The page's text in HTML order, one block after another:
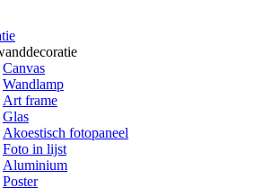
Canvas
Wandlamp
Art frame
Glas
Akoestisch fotopaneel
Foto in lijst
Aluminium
Poster